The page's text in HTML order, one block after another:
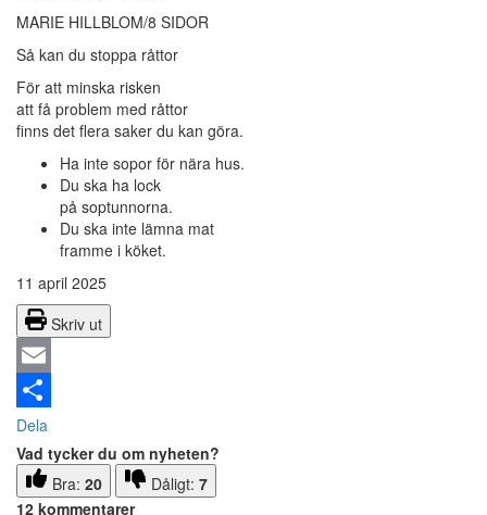
MARIE HILLBLOM/8 SIDOR
Så kan du stoppa råttor
För att minska risken
att få problem med råttor
finns det flera saker du kan göra.
Ha inte sopor för nära hus.
Du ska ha lock
på soptunnorna.
Du ska inte lämna mat
framme i köket.
11 april 2025
Skriv ut
Email
Dela
Vad tycker du om nyheten?
Bra: 20 Dåligt: 7
12 kommentarer